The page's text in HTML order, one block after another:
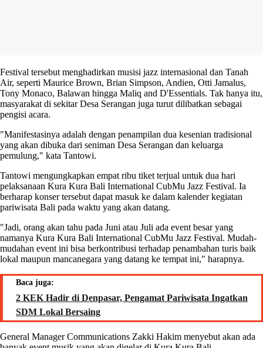
Festival tersebut menghadirkan musisi jazz internasional dan Tanah
Air, seperti Maurice Brown, Brian Simpson, Andien, Otti Jamalus,
Tony Monaco, Balawan hingga Maliq and D'Essentials. Tak hanya itu,
masyarakat di sekitar Desa Serangan juga turut dilibatkan sebagai
pengisi acara.
"Manifestasinya adalah dengan penampilan dua kesenian tradisional
yang akan dibuka dari seniman Desa Serangan dan keluarga
pemulung," kata Tantowi.
Tantowi mengungkapkan empat ribu tiket terjual untuk dua hari
pelaksanaan Kura Kura Bali International CubMu Jazz Festival. Ia
berharap konser tersebut dapat masuk ke dalam kalender kegiatan
pariwisata Bali pada waktu yang akan datang.
"Jadi, orang akan tahu pada Juni atau Juli ada event besar yang
namanya Kura Kura Bali International CubMu Jazz Festival. Mudah-
mudahan event ini bisa berkontribusi terhadap penambahan turis baik
lokal maupun mancanegara yang datang ke tempat ini," harapnya.
Baca juga:
2 KEK Hadir di Denpasar, Pengamat Pariwisata Ingatkan
SDM Lokal Bersaing
General Manager Communications Zakki Hakim menyebut akan ada